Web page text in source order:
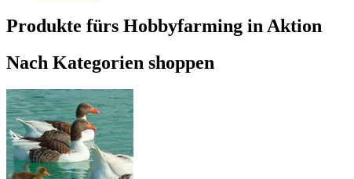
Produkte fürs Hobbyfarming in Aktion
Nach Kategorien shoppen